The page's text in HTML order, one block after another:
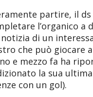
partire, il ds
l’organico a
di un
che può giocare
e mezzo fa ha
la sua
con un gol).